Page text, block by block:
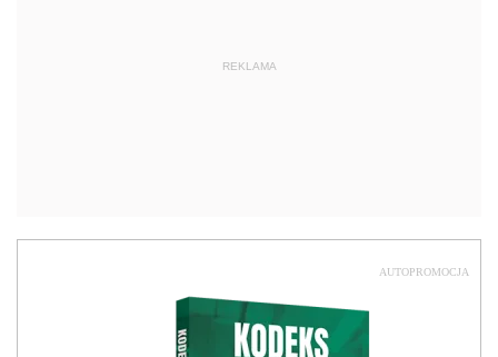
REKLAMA
AUTOPROMOCJA